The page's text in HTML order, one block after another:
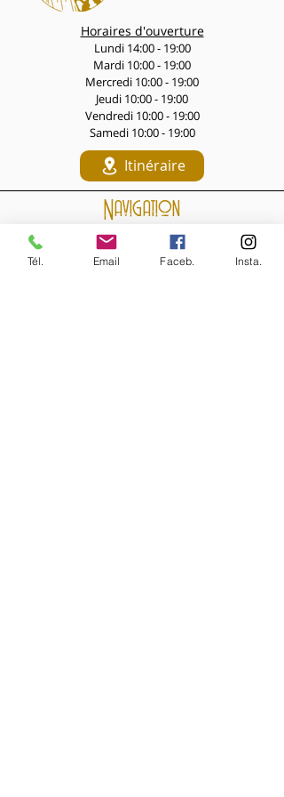
Horaires d'ouverture
Lundi 14:00 - 19:00
Mardi 10:00 - 19:00
Mercredi 10:00 - 19:00
Jeudi 10:00 - 19:00
Vendredi 10:00 - 19:00
Samedi 10:00 - 19:00
Itinéraire
Navigation
LES PÉPITES DES LIVES
Nouveautés de la semaine
Tél. Email Faceb. Insta.